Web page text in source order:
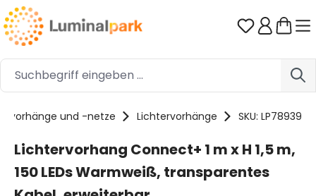
Zum Hauptinhalt springen Du hast 0
und -netze Lichtervorhänge SKU: LP78939
Lichtervorhang Connect+ 1 m x H 1,5 m,
150 LEDs Warmweiß, transparentes